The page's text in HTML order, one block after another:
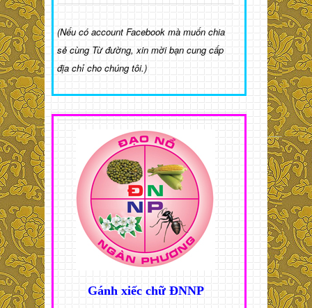
(Nếu có account Facebook mà muốn chia
sẻ cùng Từ đường, xin mời bạn cung cấp
địa chỉ cho chúng tôi.)
Gánh xiếc chữ ĐNNP